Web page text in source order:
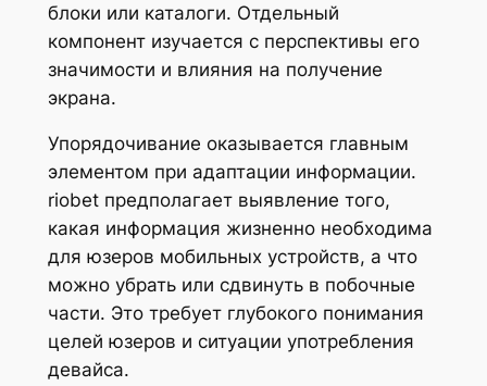
блоки или каталоги. Отдельный
компонент изучается с перспективы его
значимости и влияния на получение
экрана.
Упорядочивание оказывается главным
элементом при адаптации информации.
riobet предполагает выявление того,
какая информация жизненно необходима
для юзеров мобильных устройств, а что
можно убрать или сдвинуть в побочные
части. Это требует глубокого понимания
целей юзеров и ситуации употребления
девайса.